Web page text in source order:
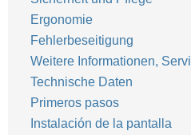
Ergonomie
Fehlerbeseitigung
Weitere Informationen,
Technische Daten
Primeros pasos
Instalación de la pantalla